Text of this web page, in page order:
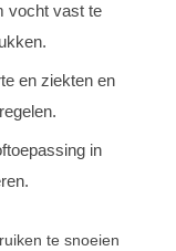
vocht vast te
en ziekten en
in
te snoeien